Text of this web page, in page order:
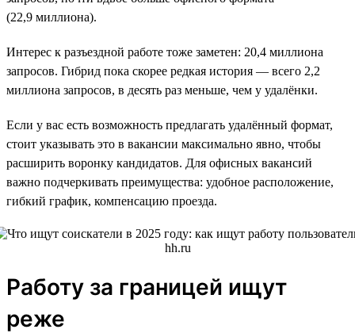
(22,9 миллиона).
Интерес к разъездной работе тоже заметен: 20,4 миллиона
запросов. Гибрид пока скорее редкая история — всего 2,2
миллиона запросов, в десять раз меньше, чем у удалёнки.
Если у вас есть возможность предлагать удалённый формат,
стоит указывать это в вакансии максимально явно, чтобы
расширить воронку кандидатов. Для офисных вакансий
важно подчеркивать преимущества: удобное расположение,
гибкий график, компенсацию проезда.
Работу за границей ищут
реже